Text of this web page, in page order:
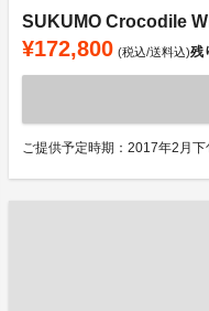
SUKUMO Crocodile
¥172,800 (税込/送料込)残
ご提供予定時期：2017年2月下